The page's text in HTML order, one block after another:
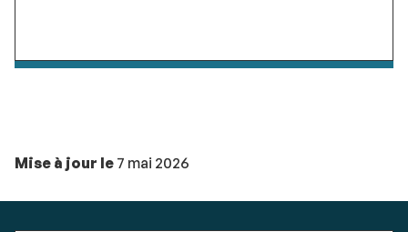
Mise à jour le 7 mai 2026